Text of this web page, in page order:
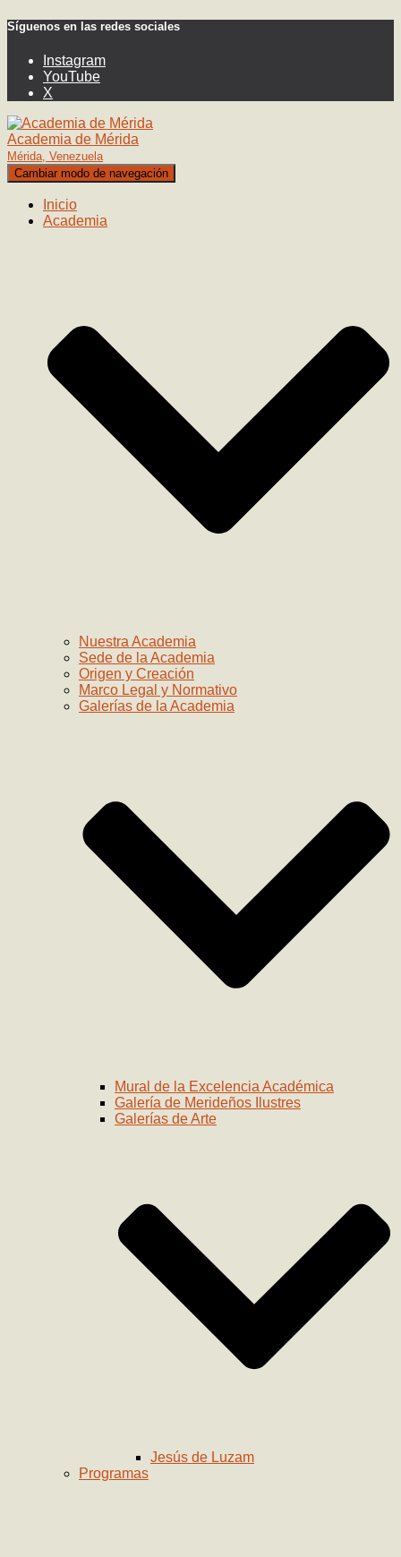
Síguenos en las redes sociales
Instagram
YouTube
X
Academia de Mérida
Mérida, Venezuela
Cambiar modo de navegación
Inicio
Academia
Nuestra Academia
Sede de la Academia
Origen y Creación
Marco Legal y Normativo
Galerías de la Academia
Mural de la Excelencia Académica
Galería de Merideños Ilustres
Galerías de Arte
Jesús de Luzam
Programas